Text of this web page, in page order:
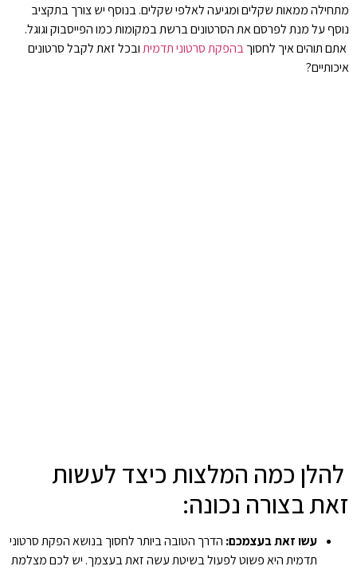
מתחילה ממאות שקלים ומגיעה לאלפי שקלים. בנוסף יש צורך בתקציב
נוסף על מנת לפרסם את הסרטונים ברשת במקומות כמו הפייסבוק וגוגל.
אתם תוהים איך לחסוךבהפקת סרטוני תדמיתובכל זאת לקבל סרטונים
איכותיים?
להלן כמה המלצות כיצד לעשות
זאת בצורה נכונה:
עשו זאת בעצמכם: הדרך הטובה ביותר לחסוך בנושא הפקת סרטוני
תדמית היא פשוט לפעול בשיטת עשה זאת בעצמך. יש לכם מצלמת